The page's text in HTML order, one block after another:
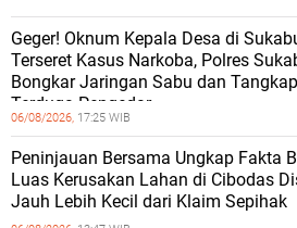
Geger! Oknum Kepala Desa di
Terseret Kasus Narkoba, Polres
Bongkar Jaringan Sabu dan
Terduga Pengedar
06/08/2026, 17:25 WIB
Peninjauan Bersama Ungkap Fakta
Luas Kerusakan Lahan di Cibodas
Jauh Lebih Kecil dari Klaim Sepihak